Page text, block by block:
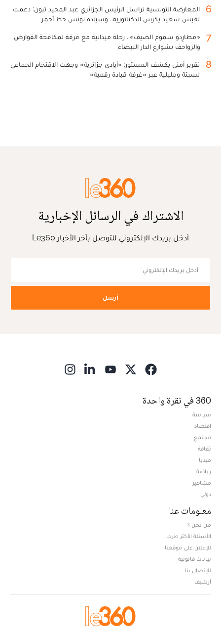
6
المعارضة التونسية تراسل الرئيس الجزائري عبد المجيد تبون: دعمك
لقيس سعيد يكرس الدكتاتورية.. وسيادة تونس خط أحمر
7
«مطارِدو سموم الصيف».. رحلة ميدانية مع فرقة لمكافحة القوارض
والزواحف بشوارع الدار البيضاء
8
تقرير أمني يكشف المستور: «أيادي جزائرية» وجهت الاقتحام الجماعي
لسبتة ومليلية عبر «غرفة قيادة رقمية»
الاشتراك في الرسائل الإخبارية
أدخل بريدك الإلكتروني للتوصل بآخر الأخبار Le360
أرسل
360 في نقرة واحدة
سياسة
اقتصاد
مجتمع
ثقافة
ميديا
رياضة
مشاهير
دولي
معلومات عنا
من نحن ؟
الأسئلة الأكثر طرحا
للإعلان على موقعنا
بيانات قانونية
للإتصال بنا
أرشيف